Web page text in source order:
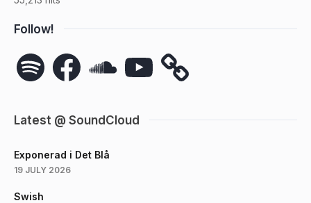
Follow!
Spotify Facebook YouTube
Latest @ SoundCloud
Exponerad i Det Blå
19 JULY 2026
Swish